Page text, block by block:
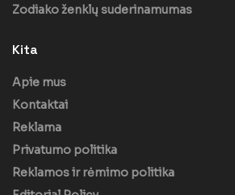
Zodiako ženklų suderinamumas
Kita
Apie mus
Kontaktai
Reklama
Privatumo politika
Reklamos ir rėmimo politika